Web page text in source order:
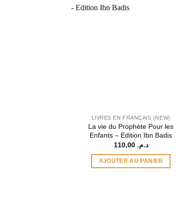
LIVRES EN FRANÇAIS (NEW)
La vie du Prophète Pour les
Enfants – Edition Ibn Badis
د.م. 110,00
AJOUTER AU PANIER